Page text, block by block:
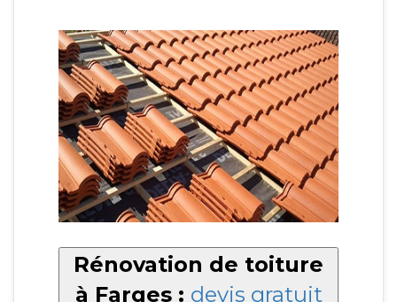
Rénovation de toiture
à Farges : devis gratuit